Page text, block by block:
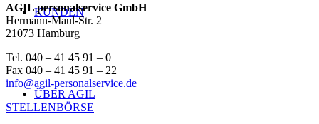
KUNDEN
ÜBER AGIL
AGIL personalservice GmbH
Hermann-Maul-Str. 2
21073 Hamburg
Tel. 040 – 41 45 91 – 0
Fax 040 – 41 45 91 – 22
info@agil-personalservice.de
STELLENBÖRSE